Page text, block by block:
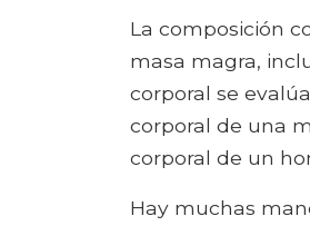
La composición
masa magra,
corporal se
corporal de una
corporal de un
Hay muchas